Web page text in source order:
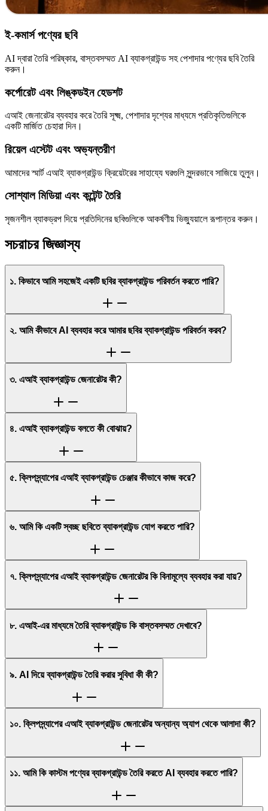
ই-কমার্স পণ্যের ছবি
AI দ্বারা তৈরি পরিষ্কার, বাস্তবসম্মত AI ব্যাকগ্রাউন্ড সহ পেশাদার পণ্যের ছবি তৈরি
করুন।
কর্পোরেট এবং লিঙ্কডইন হেডশট
এআই জেনারেটর ব্যবহার করে তৈরি সূক্ষ্ম, পেশাদার দৃশ্যের মাধ্যমে প্রতিকৃতিগুলিকে
একটি মার্জিত চেহারা দিন।
রিয়েল এস্টেট এবং অভ্যন্তরীণ
আমাদের স্মার্ট এআই ব্যাকগ্রাউন্ড ক্রিয়েটরের সাহায্যে ঘরগুলি সুন্দরভাবে সাজিয়ে তুলুন।
সোশ্যাল মিডিয়া এবং কন্টেন্ট তৈরি
সৃজনশীল ব্যাকড্রপ দিয়ে প্রতিদিনের ছবিগুলিকে আকর্ষণীয় ভিজ্যুয়ালে রূপান্তর করুন।
সচরাচর জিজ্ঞাস্য
১. কিভাবে আমি সহজেই একটি ছবির ব্যাকগ্রাউন্ড পরিবর্তন করতে পারি?
২. আমি কীভাবে AI ব্যবহার করে আমার ছবির ব্যাকগ্রাউন্ড পরিবর্তন করব?
৩. এআই ব্যাকগ্রাউন্ড জেনারেটর কী?
৪. এআই ব্যাকগ্রাউন্ড বলতে কী বোঝায়?
৫. ক্লিপস্ন্যাপের এআই ব্যাকগ্রাউন্ড চেঞ্জার কীভাবে কাজ করে?
৬. আমি কি একটি স্বচ্ছ ছবিতে ব্যাকগ্রাউন্ড যোগ করতে পারি?
৭. ক্লিপস্ন্যাপের এআই ব্যাকগ্রাউন্ড জেনারেটর কি বিনামূল্যে ব্যবহার করা যায়?
৮. এআই-এর মাধ্যমে তৈরি ব্যাকগ্রাউন্ড কি বাস্তবসম্মত দেখাবে?
৯. AI দিয়ে ব্যাকগ্রাউন্ড তৈরি করার সুবিধা কী কী?
১০. ক্লিপস্ন্যাপের এআই ব্যাকগ্রাউন্ড জেনারেটর অন্যান্য অ্যাপ থেকে আলাদা কী?
১১. আমি কি কাস্টম পণ্যের ব্যাকগ্রাউন্ড তৈরি করতে AI ব্যবহার করতে পারি?